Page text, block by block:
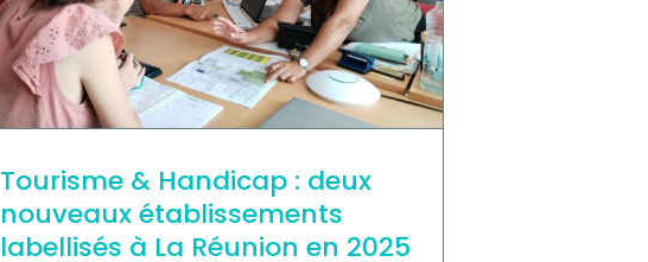
Tourisme & Handicap : deux
nouveaux établissements
labellisés à La Réunion en 2025